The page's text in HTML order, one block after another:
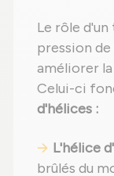
Le rôle
pression
améliorer la
Celui-ci
d'hélices :
L'hélice
brûlés du